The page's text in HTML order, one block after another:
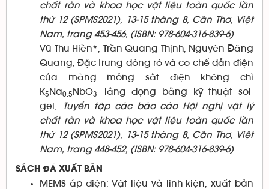
chất rắn và khoa học vật liệu toàn quốc lần
thứ 12 (SPMS2021), 13-15 tháng 8, Cần Thơ, Việt
Nam, trang 453-456, (ISBN: 978-604-316-839-6)
Vũ Thu Hiền*, Trần Quang Thịnh, Nguyễn Đăng
Quang, Đặc trưng dòng rò và cơ chế dẫn điện
của màng mỏng sắt điện không chì
K5 Na0.5 NbO3
lắng đọng bằng kỹ thuật sol-
gel,
Tuyển tập các báo cáo Hội nghị vật lý
chất rắn và khoa học vật liệu toàn quốc lần
thứ 12 (SPMS2021), 13-15 tháng 8, Cần Thơ, Việt
Nam, trang 448-452, (ISBN: 978-604-316-839-6)
SÁCH ĐÃ XUẤT BẢN
MEMS áp điện: Vật liệu và linh kiện, xuất bản